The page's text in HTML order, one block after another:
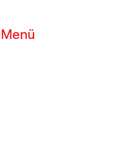
Menü